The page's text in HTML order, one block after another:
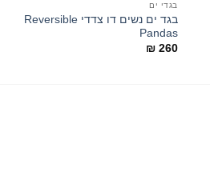
בגדי ים
בגד ים נשים דו צדדי Reversible
Pandas
₪ 260